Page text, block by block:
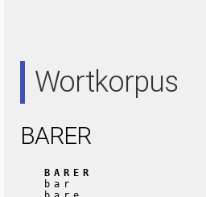
Wortkorpus
BARER
BARER
bar